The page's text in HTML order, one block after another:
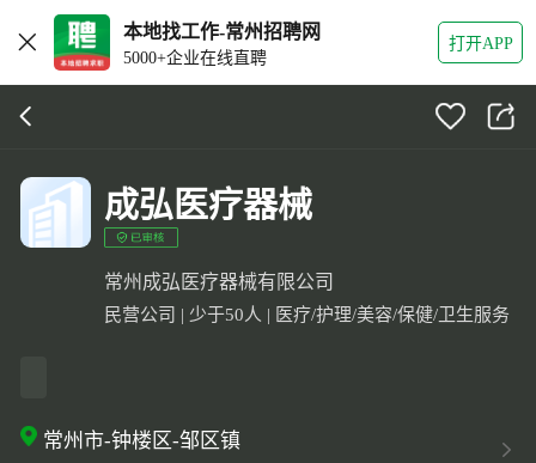
本地找工作-常州招聘网
5000+企业在线直聘
打开APP
成弘医疗器械
常州成弘医疗器械有限公司
民营公司 | 少于50人 | 医疗/护理/美容/保健/卫生服务
常州市-钟楼区-邹区镇